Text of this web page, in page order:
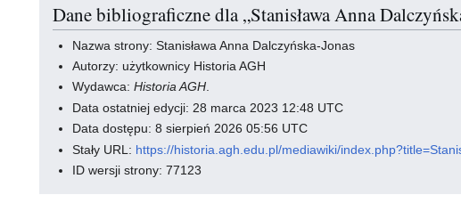
Dane bibliograficzne dla „Stanisława Anna
Nazwa strony: Stanisława Anna Dalczyńska-Jonas
Autorzy: użytkownicy Historia AGH
Wydawca:Historia AGH.
Data ostatniej edycji: 28 marca 2023 12:48 UTC
Data dostępu: 8 sierpień 2026 05:56 UTC
Stały URL: https://historia.agh.edu.pl/mediawiki/
ID wersji strony: 77123